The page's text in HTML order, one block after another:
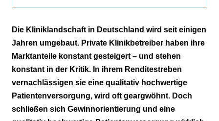
Private auf dem Vormarsch
Versorgung mit reduziertem Personal
Der Wettbewerbsdruck steigt
Trend zur Ökonomisierung geht weiter
INFO
Die Kliniklandschaft in Deutschland wird seit einigen
Jahren umgebaut. Private Klinikbetreiber haben ihre
Marktanteile konstant gesteigert – und stehen
konstant in der Kritik. In ihrem Renditestreben
vernachlässigen sie eine qualitativ hochwertige
Patientenversorgung, wird oft geargwöhnt. Doch
schließen sich Gewinnorientierung und eine